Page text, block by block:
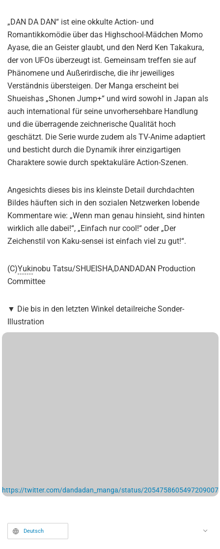
„DAN DA DAN“ ist eine okkulte Action- und
Romantikkomödie über das Highschool-Mädchen Momo
Ayase, die an Geister glaubt, und den Nerd Ken Takakura,
der von UFOs überzeugt ist. Gemeinsam treffen sie auf
Phänomene und Außerirdische, die ihr jeweiliges
Verständnis übersteigen. Der Manga erscheint bei
Shueishas „Shonen Jump+“ und wird sowohl in Japan als
auch international für seine unvorhersehbare Handlung
und die überragende zeichnerische Qualität hoch
geschätzt. Die Serie wurde zudem als TV-Anime adaptiert
und besticht durch die Dynamik ihrer einzigartigen
Charaktere sowie durch spektakuläre Action-Szenen.
Angesichts dieses bis ins kleinste Detail durchdachten
Bildes häuften sich in den sozialen Netzwerken lobende
Kommentare wie: „Wenn man genau hinsieht, sind hinten
wirklich alle dabei!“, „Einfach nur cool!“ oder „Der
Zeichenstil von Kaku-sensei ist einfach viel zu gut!“.
(C)Yukinobu Tatsu/SHUEISHA,DANDADAN Production
Committee
▼ Die bis in den letzten Winkel detailreiche Sonder-
Illustration
https://twitter.com/dandadan_manga/status/2054758605497209007
Deutsch